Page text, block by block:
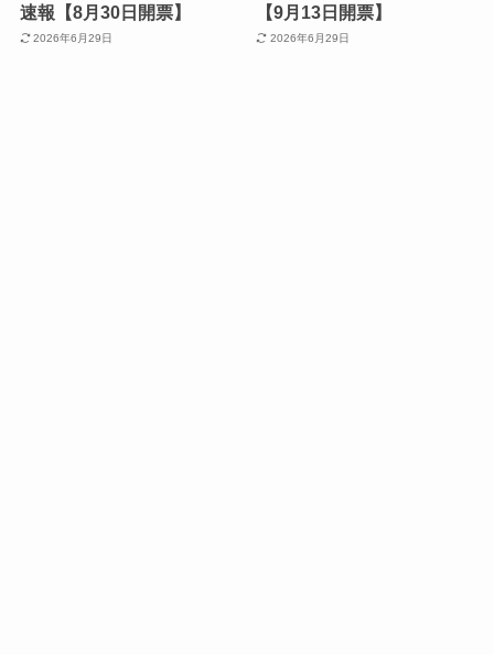
速報【8月30日開票】
2026年6月29日
【9月13日開票】
2026年6月29日